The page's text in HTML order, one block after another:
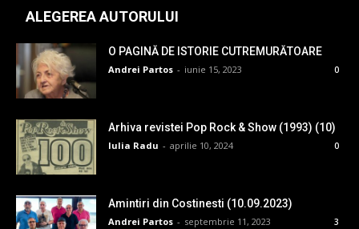
ALEGEREA AUTORULUI
O PAGINĂ DE ISTORIE CUTREMURĂTOARE
Andrei Partos - iunie 15, 2023 0
Arhiva revistei Pop Rock & Show (1993) (10)
Iulia Radu - aprilie 10, 2024 0
Amintiri din Costinesti (10.09.2023)
Andrei Partos - septembrie 11, 2023 3